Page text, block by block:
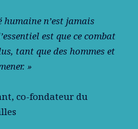
n’est jamais
est que ce combat
tant que des hommes et
»
co-fondateur du